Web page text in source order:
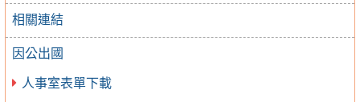
相關連結
因公出國
人事室表單下載